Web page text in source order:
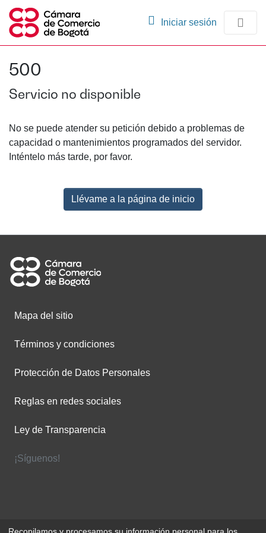
Iniciar sesión (current)
500
Servicio no disponible
No se puede atender su petición debido a problemas de
capacidad o mantenimientos programados del servidor.
Inténtelo más tarde, por favor.
Llévame a la página de inicio
Mapa del sitio
Términos y condiciones
Protección de Datos Personales
Reglas en redes sociales
Ley de Transparencia
¡Síguenos!